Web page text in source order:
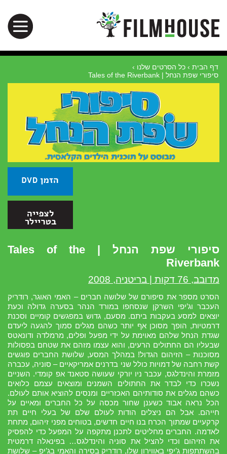
דף הבית › כל הסרטים שלנו ›
סיפורי שפת הנחל | Tales of the Riverbank
סיפורי שפת הנחל | Tales of the
Riverbank
מדובב, 76 דקות | בריטניה, 2008
הסרט מספר את סיפורם של שלושה חברים – האמי האוגר, רודריק
העכבר וג’יפי השרקן שנסחפו במורד הנהר בסערה גדולה וכעת
יוצאים למסע בעקבות ביתם. מסעם, גדוש במפגשים קומיים וסכנת
דרמטיות, הופך מסוכן אף יותר כשהם מגלים סמוך להגעה ליעדם
שגדת הנחל שלהם מאוימת על ידי מפעל ופלים, מרמלדה ודונאטס
שבעליו הם החתולים הרעים, והוא עצמו מזהם את שטחם בפסולות
מסוכנות – הזיהום הגדול! במהלך המסע, שלושת החברים פוגשים
קשת רחבה של דמויות כולל שני בדרנים אמריקאיים – סוניה, עכברה
מזמרת והינדלגס, עכבר ניו יורקי שעושה סטאנד אפ קומדי. השניים
נשכרו כדי לבדר את החתולים השמנים ומוצאים עצמם כלואים
כשהם מגלים את סודותיהם האכזריים ומנסים להוציא אותם לעולם.
הכל נראה אבוד כשענן שחור מכסה על כל החברים ומאיים על
חייהם. אבל הם ניצלים הודות לעולם שלם של בעלי חיים תת
קרקעיים שמתוך הכרח בנו חיים חדשים, בטוחים מפני זיהום, מתחת
לאדמה. החברים מחליטים לתכנן מתקפה על המפעל כדי להפסיק
את הזיהום וכדי להציל את סוניה והינדלגס… בפינאלה דרמטית
בהשתתפות ג’יפי באווירון שלו, רודריק בסירה והאמי בג’יפ – שלושת